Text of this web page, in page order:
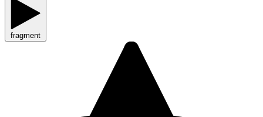
fragment